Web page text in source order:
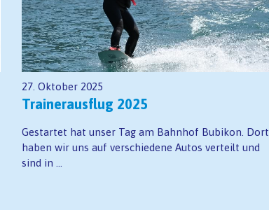
27. Oktober 2025
Trainerausflug 2025
Gestartet hat unser Tag am Bahnhof Bubikon. Dort
haben wir uns auf verschiedene Autos verteilt und
sind in ...